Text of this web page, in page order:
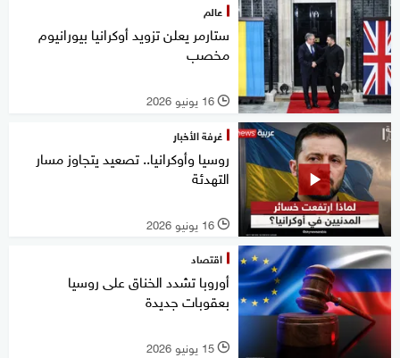
عالم
ستارمر يعلن تزويد أوكرانيا بيورانيوم
مخصب
l 16 يونيو 2026
غرفة الأخبار
روسيا وأوكرانيا.. تصعيد يتجاوز مسار
التهدئة
l 16 يونيو 2026
اقتصاد
أوروبا تشدد الخناق على روسيا
بعقوبات جديدة
l 15 يونيو 2026